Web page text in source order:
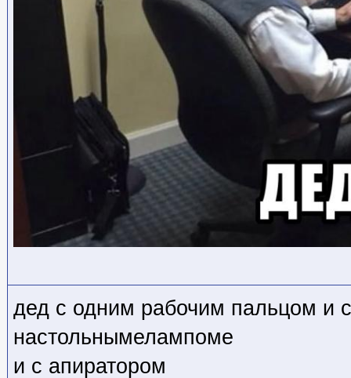
дед с одним рабочим пальцом и
настольнымелампоме
и с апиратором